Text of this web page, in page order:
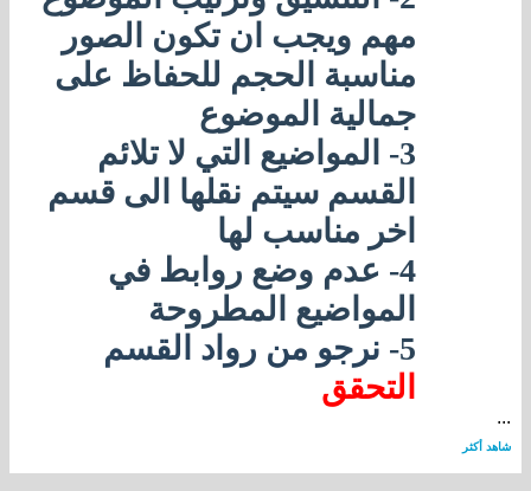
مهم ويجب ان تكون الصور
مناسبة الحجم للحفاظ على
جمالية الموضوع
3- المواضيع التي لا تلائم
القسم سيتم نقلها الى قسم
اخر مناسب لها
4- عدم وضع روابط في
المواضيع المطروحة
نرجو من رواد القسم